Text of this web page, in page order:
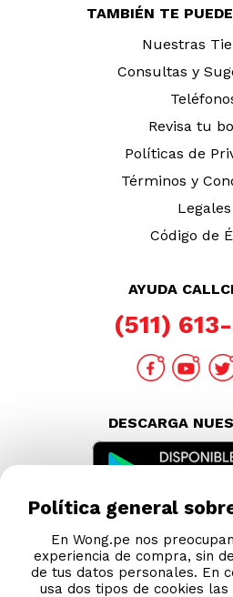
TAMBIÉN TE
Nuestras
Consultas y
Revisa tu
Políticas de
Términos y
Legales
Código de
AYUDA
(511)
DESCARGA
Política general
En Wong.pe nos
experiencia de compra, sin
de tus datos personales. En
usa dos tipos de cookies las